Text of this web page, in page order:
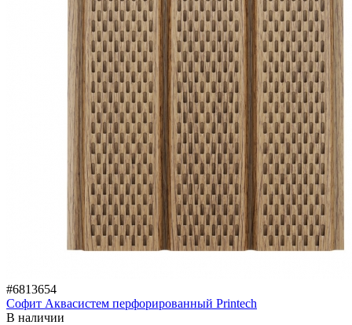
#6813654
Софит Аквасистем перфорированный Printech
В наличии